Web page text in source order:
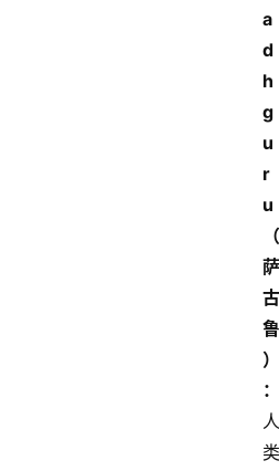
a
d
h
g
u
r
u
（
萨
古
鲁
）
：
人
类